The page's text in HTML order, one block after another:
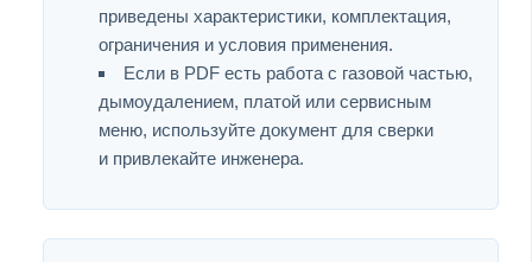
приведены характеристики, комплектация,
ограничения и условия применения.
Если в PDF есть работа с газовой частью,
дымоудалением, платой или сервисным
меню, используйте документ для сверки
и привлекайте инженера.